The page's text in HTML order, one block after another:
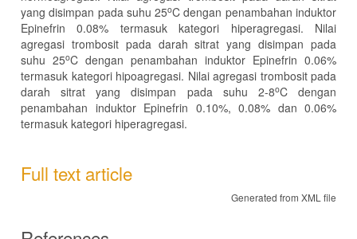
yang disimpan pada suhu 25oC dengan penambahan induktor
Epinefrin 0.08% termasuk kategori hiperagregasi. Nilai
agregasi trombosit pada darah sitrat yang disimpan pada
suhu 25oC dengan penambahan induktor Epinefrin 0.06%
termasuk kategori hipoagregasi. Nilai agregasi trombosit pada
darah sitrat yang disimpan pada suhu 2-8oC dengan
penambahan induktor Epinefrin 0.10%, 0.08% dan 0.06%
termasuk kategori hiperagregasi.
Full text article
Generated from XML file